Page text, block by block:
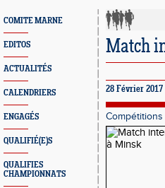
COMITE MARNE
EDITOS
ACTUALITÉS
CALENDRIERS
ENGAGÉS
QUALIFIÉ(E)S
QUALIFIES
CHAMPIONNATS
Match
28 Février
Compétitions